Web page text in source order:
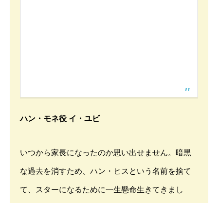
ハン・モネ役 イ・ユビ
いつから家長になったのか思い出せません。暗黒
な過去を消すため、ハン・ヒスという名前を捨て
て、スターになるために一生懸命生きてきまし